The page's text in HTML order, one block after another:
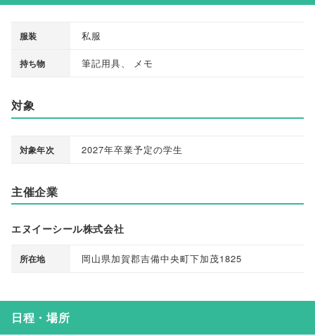
服装 私服
持ち物 筆記用具 メモ
対象
対象年次 2027年卒業予定の学生
主催企業
エヌイーシール株式会社
所在地 岡山県加賀郡吉備中央町下加茂1825
日程・場所